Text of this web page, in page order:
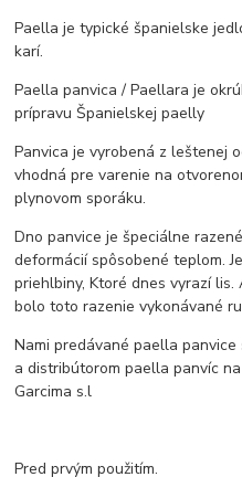
Paella je typické španielske
karí.
Paella panvica / Paellara je
prípravu Španielskej paelly
Panvica je vyrobená z leštenej
vhodná pre varenie na
plynovom sporáku.
Dno panvice je špeciálne
deformácií spôsobené teplom.
priehlbiny, Ktoré dnes vyrazí
bolo toto razenie vykonávané
Nami predávané paella
a distribútorom paella panvíc
Garcima s.l
Pred prvým použitím.